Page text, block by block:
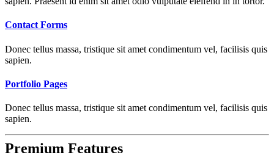
Contact Forms
Donec tellus massa, tristique sit amet condimentum vel, facilisis quis
sapien.
Portfolio Pages
Donec tellus massa, tristique sit amet condimentum vel, facilisis quis
sapien.
Premium Features